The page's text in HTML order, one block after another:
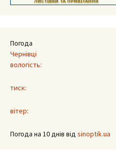
Погода
Чернівці
вологість:
тиск:
вітер:
Погода на 10 днів від sinoptik.ua